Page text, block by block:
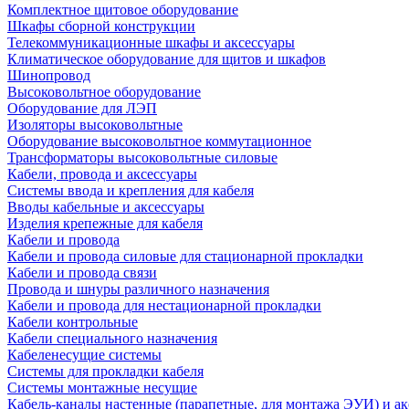
Комплектное щитовое оборудование
Шкафы сборной конструкции
Телекоммуникационные шкафы и аксессуары
Климатическое оборудование для щитов и шкафов
Шинопровод
Высоковольтное оборудование
Оборудование для ЛЭП
Изоляторы высоковольтные
Оборудование высоковольтное коммутационное
Трансформаторы высоковольтные силовые
Кабели, провода и аксессуары
Системы ввода и крепления для кабеля
Вводы кабельные и аксессуары
Изделия крепежные для кабеля
Кабели и провода
Кабели и провода силовые для стационарной прокладки
Кабели и провода связи
Провода и шнуры различного назначения
Кабели и провода для нестационарной прокладки
Кабели контрольные
Кабели специального назначения
Кабеленесущие системы
Системы для прокладки кабеля
Системы монтажные несущие
Кабель-каналы настенные (парапетные, для монтажа ЭУИ) и